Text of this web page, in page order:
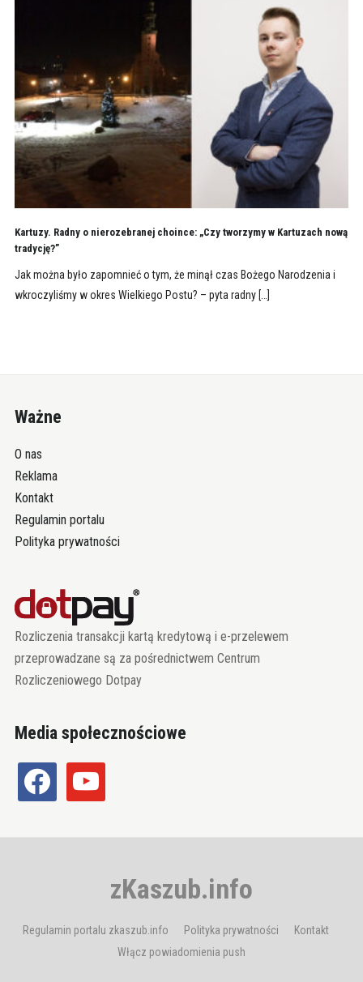
Kartuzy. Radny o nierozebranej choince: „Czy tworzymy w Kartuzach nową
tradycję?”
Jak można było zapomnieć o tym, że minął czas Bożego Narodzenia i
wkroczyliśmy w okres Wielkiego Postu? – pyta radny […]
Ważne
O nas
Reklama
Kontakt
Regulamin portalu
Polityka prywatności
Rozliczenia transakcji kartą kredytową i e-przelewem
przeprowadzane są za pośrednictwem Centrum
Rozliczeniowego Dotpay
Media społecznościowe
facebook youtube
zKaszub.info
Regulamin portalu zkaszub.info Polityka prywatności
Kontakt
Włącz powiadomienia push